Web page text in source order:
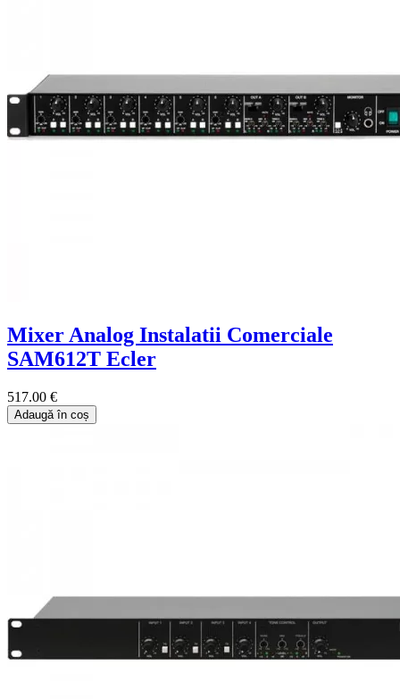
Mixer Analog Instalatii Comerciale
SAM612T Ecler
517.00 €
Adaugă în coș